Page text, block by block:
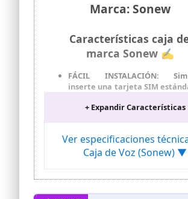
Marca: Sonew
Características caja
marca Sonew ✍
FÁCIL INSTALACIÓN:
inserte una tarjeta SIM
configuración rápida y fácil.
POTENTE RECEPCIÓN
Experimente una fuerte
señal con este terminal
GSM. Configúrelo fácilmente
+ Expandir Características
Ver especificaciones
Caja de Voz (Sonew) ▼